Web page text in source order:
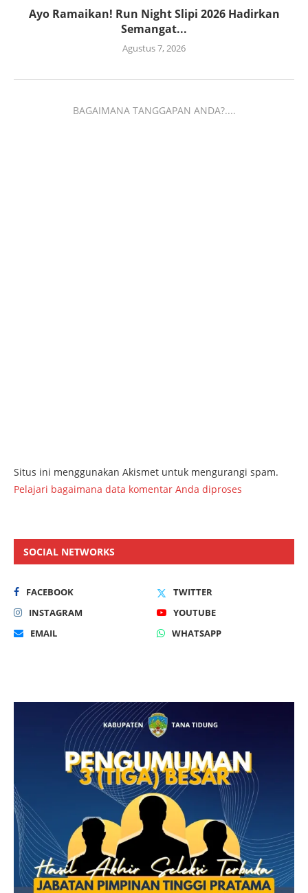
Ayo Ramaikan! Run Night Slipi 2026 Hadirkan
Semangat...
Agustus 7, 2026
BAGAIMANA TANGGAPAN ANDA?....
Situs ini menggunakan Akismet untuk mengurangi spam.
Pelajari bagaimana data komentar Anda diproses
SOCIAL NETWORKS
FACEBOOK
TWITTER
INSTAGRAM
YOUTUBE
EMAIL
WHATSAPP